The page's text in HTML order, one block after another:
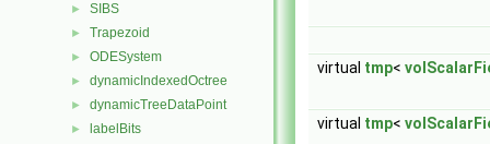
► SIBS
► Trapezoid
► ODESystem
► dynamicIndexedOctree
► dynamicTreeDataPoint
► labelBits
virtual tmp<
virtual tmp<